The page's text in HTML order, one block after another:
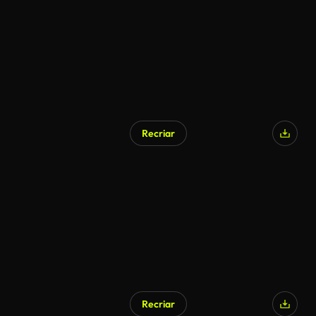
Recriar
Recriar